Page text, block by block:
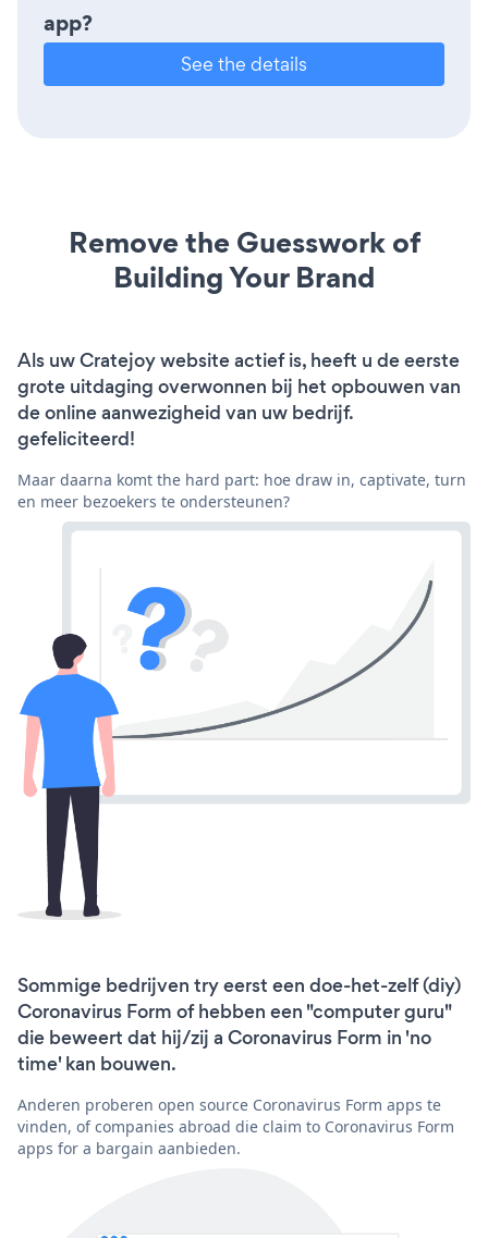
app?
See the details
Remove the Guesswork of
Building Your Brand
Als uw Cratejoy website actief is, heeft u de eerste
grote uitdaging overwonnen bij het opbouwen van
de online aanwezigheid van uw bedrijf.
gefeliciteerd!
Maar daarna komt the hard part: hoe draw in, captivate, turn
en meer bezoekers te ondersteunen?
Sommige bedrijven try eerst een doe-het-zelf (diy)
Coronavirus Form of hebben een "computer guru"
die beweert dat hij/zij a Coronavirus Form in 'no
time' kan bouwen.
Anderen proberen open source Coronavirus Form apps te
vinden, of companies abroad die claim to Coronavirus Form
apps for a bargain aanbieden.